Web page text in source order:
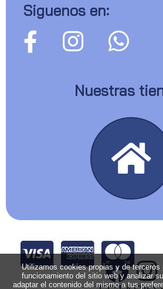
Siguenos en:
Nuestras
Utilizamos cookies propias y de terceros
funcionamiento del sitio web y analizar
adaptar el contenido del mismo a tus